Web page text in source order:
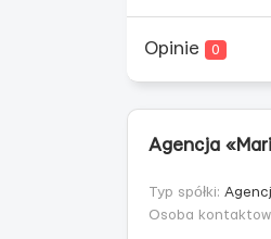
Opinie 0
Agencja
Typ spółki:
Osoba